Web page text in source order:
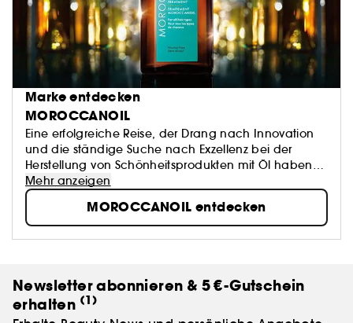
Marke entdecken
MOROCCANOIL
Eine erfolgreiche Reise, der Drang nach Innovation
und die ständige Suche nach Exzellenz bei der
Herstellung von Schönheitsprodukten mit Öl haben
eine Marke geprägt, die inzwischen zu einer Ikone
geworden ist: Moroccanoil.
Mehr anzeigen
MOROCCANOIL entdecken
Newsletter abonnieren & 5 €-Gutschein
erhalten (1)